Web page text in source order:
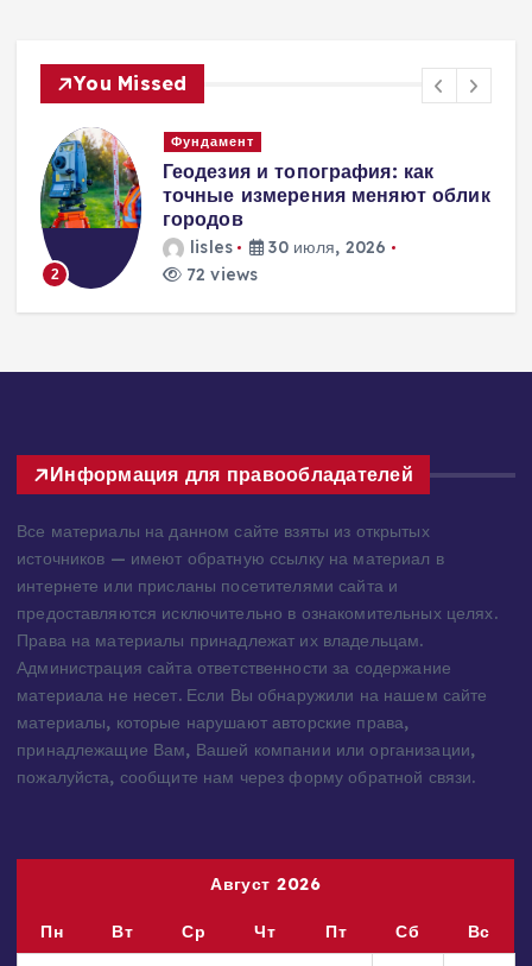
You Missed
Вентиляция
Вентиляция
энергоэффективного дома:
современные инженерные
решения для пассивного
домостроения
Информация для правообладателей
Все материалы на данном сайте взяты из открытых
источников — имеют обратную ссылку на материал в
интернете или присланы посетителями сайта и
предоставляются исключительно в ознакомительных целях.
Права на материалы принадлежат их владельцам.
Администрация сайта ответственности за содержание
материала не несет. Если Вы обнаружили на нашем сайте
материалы, которые нарушают авторские права,
Август 2026